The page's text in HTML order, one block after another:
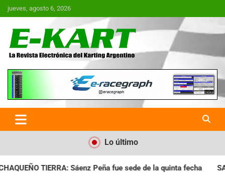
Saltar
al
jueves, agosto 6, 2026
E-Kart.com.ar | La Revista
Electrónica del Karting en
Argentina
Lo último
fue sede de la quinta fecha SANTIAGUEÑO: Se cumplió con